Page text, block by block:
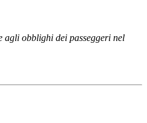
obblighi dei passeggeri nel